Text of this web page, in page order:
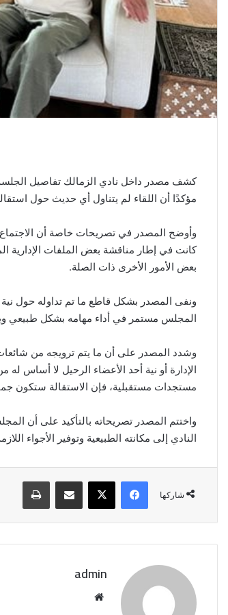
كشف مصدر داخل نادي الزمالك تفاصيل
مؤكدًا أن اللقاء لم يتناول أي حديث حول
وأوضح المصدر في تصريحات خاصة أن
كانت في إطار مناقشة بعض الملفات الإدارية
بعض الأمور الأخرى ذات الصلة.
ونفى المصدر بشكل قاطع ما تم تداوله حول
المجلس مستمر في أداء مهامه بشكل طبيعي
وشدد المصدر على أن ما يتم ترويجه من
الإدارة أو نية أحد الأعضاء الرحيل لا
مستجدات مستقبلية، فإن الاستقالة ستكون
واختتم المصدر تصريحاته بالتأكيد على أن
النادي إلى مكانته الطبيعية وتوفير الأجواء
شاركها
فيسبوك ‫X مشاركة عبر البريد طباعة
admin